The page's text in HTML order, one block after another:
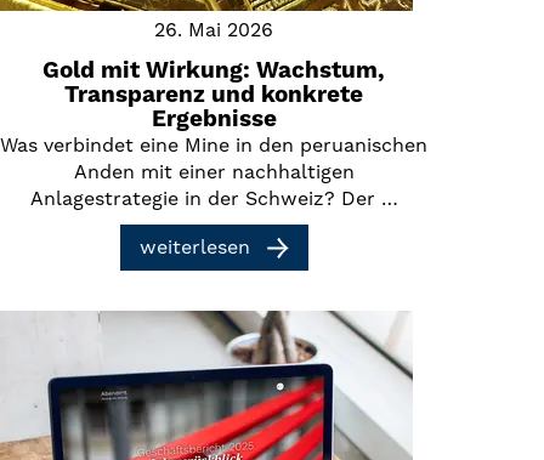
26. Mai 2026
Gold mit Wirkung: Wachstum,
Transparenz und konkrete
Ergebnisse
Was verbindet eine Mine in den peruanischen
Anden mit einer nachhaltigen
Anlagestrategie in der Schweiz? Der …
weiterlesen